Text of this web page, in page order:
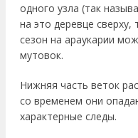
одного узла (так
на это деревце
сезон на араукарии
мутовок.
Нижняя часть веток
со временем они
характерные следы.